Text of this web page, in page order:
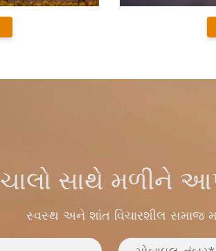
ચાલો સાથે મળીને
સ્વસ્થ અને શાંત વિચારશીલ સમાજ